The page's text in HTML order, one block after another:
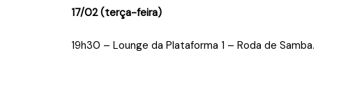
17/02(terça-feira)
19h30 – Lounge da Plataforma 1 – Roda de Samba.